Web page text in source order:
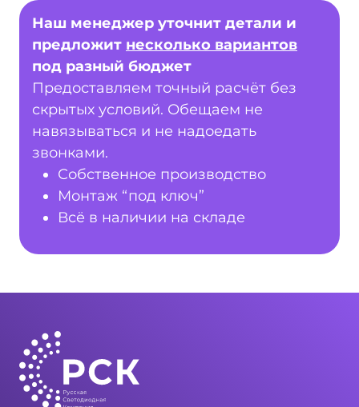
Наш менеджер уточнит детали и
предложит несколько вариантов
под разный бюджет
Предоставляем точный расчёт без
скрытых условий. Обещаем не
навязываться и не надоедать
звонками.
Собственное производство
Монтаж “под ключ”
Всё в наличии на складе